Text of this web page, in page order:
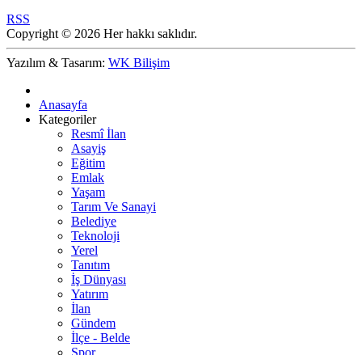
RSS
Copyright © 2026 Her hakkı saklıdır.
Yazılım & Tasarım: WK Bilişim
Anasayfa
Kategoriler
Resmî İlan
Asayiş
Eğitim
Emlak
Yaşam
Tarım Ve Sanayi
Belediye
Teknoloji
Yerel
Tanıtım
İş Dünyası
Yatırım
İlan
Gündem
İlçe - Belde